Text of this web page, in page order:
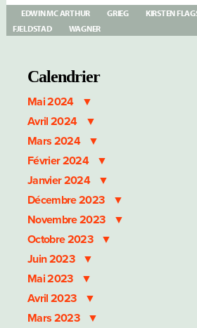
EDWIN MC ARTHUR GRIEG KIRSTEN
FJELDSTAD
WAGNER
Calendrier
Mai 2024
Avril 2024
Mars 2024
Février 2024
Janvier 2024
Décembre 2023
Novembre 2023
Octobre 2023
Juin 2023
Mai 2023
Avril 2023
Mars 2023